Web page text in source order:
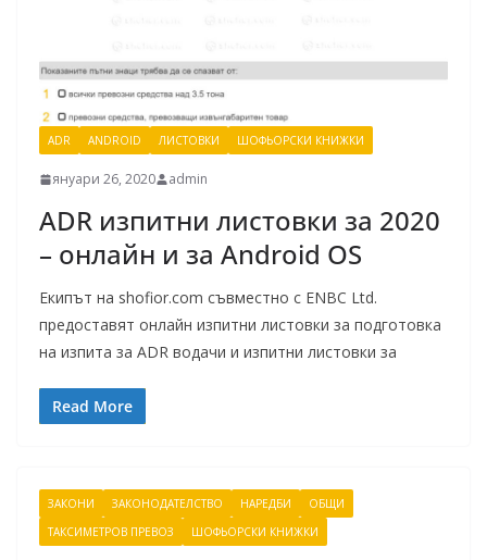
ADR ANDROID ЛИСТОВКИ ШОФЬОРСКИ КНИЖКИ
януари 26, 2020 admin
ADR изпитни листовки за 2020
– онлайн и за Android OS
Екипът на shofior.com съвместно с ENBC Ltd.
предоставят онлайн изпитни листовки за подготовка
на изпита за ADR водачи и изпитни листовки за
Read More
ЗАКОНИ ЗАКОНОДАТЕЛСТВО НАРЕДБИ
ОБЩИ
ТАКСИМЕТРОВ ПРЕВОЗ
ШОФЬОРСКИ КНИЖКИ